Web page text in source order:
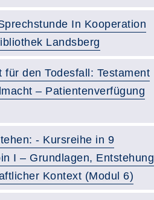
In Kooperation
Landsberg
für den Todesfall: Testament
– Patientenverfügung
- Kursreihe in 9
I – Grundlagen, Entstehung
Kontext (Modul 6)